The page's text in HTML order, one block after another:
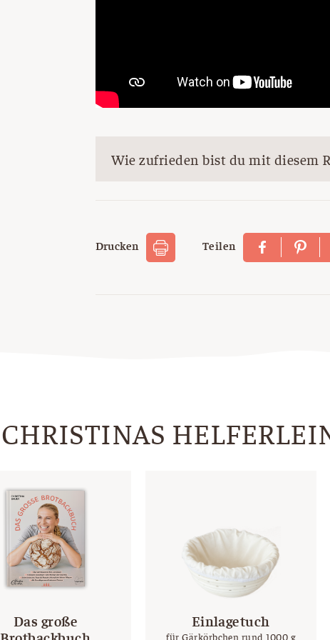
Wie zufrieden bist du mit diesem
Drucken Teilen
CHRISTINAS
Das große
Einlagetuch
für Gärkörbchen rund 1000 g